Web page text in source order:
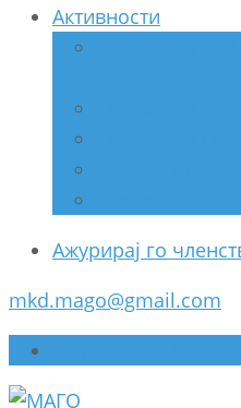
Активности
Ажурирај го
mkd.mago@gmail.com